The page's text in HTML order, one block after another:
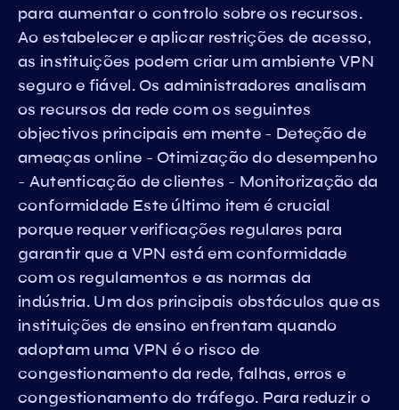
para aumentar o controlo sobre os recursos.
Ao estabelecer e aplicar restrições de acesso,
as instituições podem criar um ambiente VPN
seguro e fiável. Os administradores analisam
os recursos da rede com os seguintes
objectivos principais em mente - Deteção de
ameaças online - Otimização do desempenho
- Autenticação de clientes - Monitorização da
conformidade Este último item é crucial
porque requer verificações regulares para
garantir que a VPN está em conformidade
com os regulamentos e as normas da
indústria. Um dos principais obstáculos que as
instituições de ensino enfrentam quando
adoptam uma VPN é o risco de
congestionamento da rede, falhas, erros e
congestionamento do tráfego. Para reduzir o